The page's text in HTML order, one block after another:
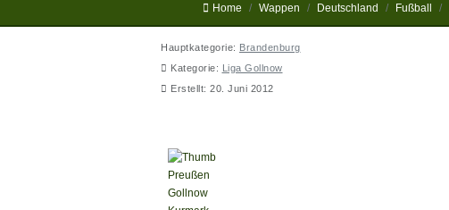
Home Wappen Deutschland Fußball
Hauptkategorie: Brandenburg
Kategorie: Liga Gollnow
Erstellt: 20. Juni 2012